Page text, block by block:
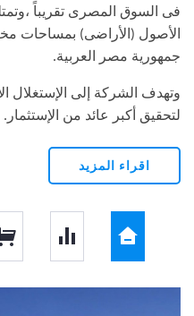
فى الإستثمار والتطوير لمجالات
فى السوق المصرى تقريباً
الأصول (الأراضى) بمساحات
جمهورية مصر العربية.
لتحقيق أكبر عائد من الإستثمار.
اقراء المزيد